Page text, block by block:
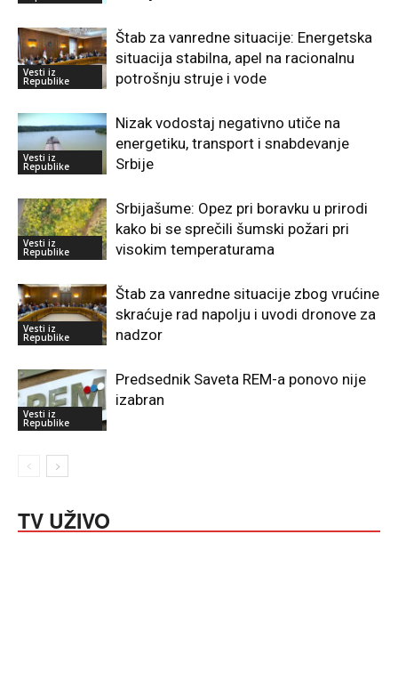
Vesti iz
Republike
Štab za vanredne situacije: Energetska
situacija stabilna, apel na racionalnu
potrošnju struje i vode
Vesti iz
Republike
Nizak vodostaj negativno utiče na
energetiku, transport i snabdevanje
Srbije
Vesti iz
Republike
Srbijašume: Opez pri boravku u prirodi
kako bi se sprečili šumski požari pri
visokim temperaturama
Vesti iz
Republike
Štab za vanredne situacije zbog vrućine
skraćuje rad napolju i uvodi dronove za
nadzor
Vesti iz
Republike
Predsednik Saveta REM-a ponovo nije
izabran
TV UŽIVO